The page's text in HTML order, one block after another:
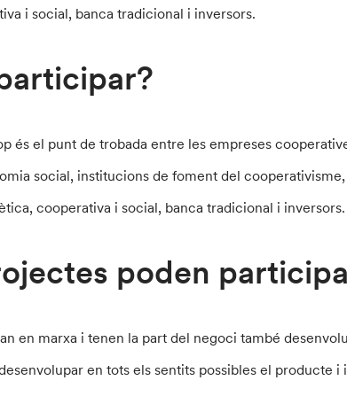
i social, banca tradicional i inversors.
és el punt de trobada entre les empreses
social, institucions de foment del
cooperativa i social, banca tradicional i inversors.
poden
en marxa i tenen la part del negoci també
en tots els sentits possibles el producte